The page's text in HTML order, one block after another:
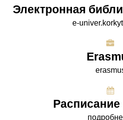
Электронная
e-
Расписание